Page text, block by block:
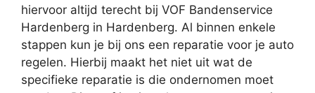
hiervoor altijd terecht bij VOF Bandenservice
Hardenberg in Hardenberg. Al binnen enkele
stappen kun je bij ons een reparatie voor je auto
regelen. Hierbij maakt het niet uit wat de
specifieke reparatie is die ondernomen moet